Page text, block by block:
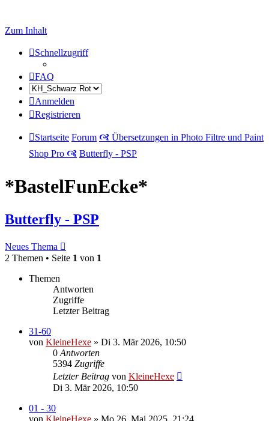
Zum Inhalt
Schnellzugriff
FAQ
Anmelden
Registrieren
Startseite Forum 🙧 Übersetzungen in Photo Filtre und Paint
Shop Pro 🙧 Butterfly - PSP
*BastelFunEcke*
Butterfly - PSP
Neues Thema
2 Themen • Seite 1 von 1
Themen
Antworten
Zugriffe
Letzter Beitrag
31-60
von KleineHexe » Di 3. Mär 2026, 10:50
0 Antworten
5394 Zugriffe
Letzter Beitrag von KleineHexe
Di 3. Mär 2026, 10:50
01 - 30
von KleineHexe » Mo 26. Mai 2025, 21:24